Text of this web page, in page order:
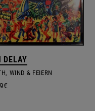
DELAY
WIND & FEIERN
€